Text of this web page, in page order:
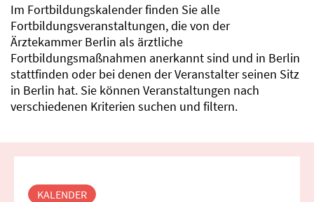
Im Fortbildungskalender finden Sie alle
Fortbildungsveranstaltungen, die von der
Ärztekammer Berlin als ärztliche
Fortbildungsmaßnahmen anerkannt sind und in Berlin
stattfinden oder bei denen der Veranstalter seinen Sitz
in Berlin hat. Sie können Veranstaltungen nach
verschiedenen Kriterien suchen und filtern.
Fortbildungssuche
KALENDER